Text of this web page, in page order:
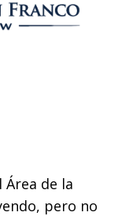
de la
pero no